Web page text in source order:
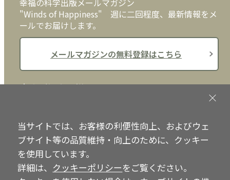
幸福の科学出版メールマガジン
"Winds of Happiness" 週に二回程度、最新情報をメ
ールでお届けします。
メールマガジンの無料登録はこちら
書店ご担当者様へ
おります。ぜひ、ダウンロードの上、ご活用くださ
い。
書店ご担当者様へ
当サイトでは、お客様の利便性向上、およびウェ
ブサイト等の品質維持・向上のために、クッキー
を使用しています。
詳細は、 クッキーポリシーをご覧ください。